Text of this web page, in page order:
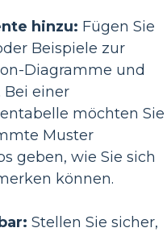
hinzu: Fügen Sie
Beispiele zur
Diagramme und
Bei einer
möchten Sie
Muster
geben, wie Sie sich
können.
Stellen Sie sicher,